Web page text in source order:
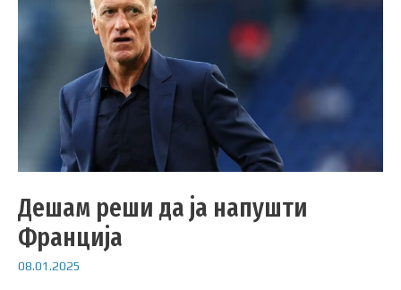
Дешам реши да ја напушти
Франција
08.01.2025